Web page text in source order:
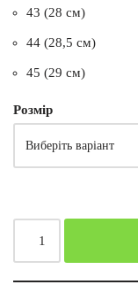
43 (28 см)
44 (28,5 см)
45 (29 см)
Розмір